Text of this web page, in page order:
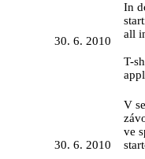
30. 6. 2010
In
all
T-
30. 6. 2010
V
ve